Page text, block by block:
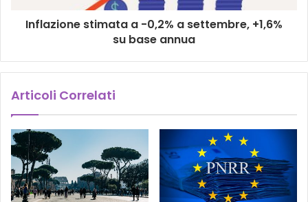
Inflazione stimata a -0,2% a settembre, +1,6%
su base annua
Articoli Correlati